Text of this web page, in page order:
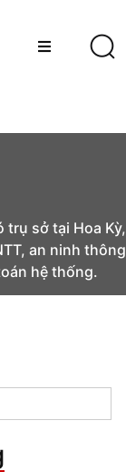
trụ sở tại Hoa Kỳ,
an ninh thông
hệ thống.